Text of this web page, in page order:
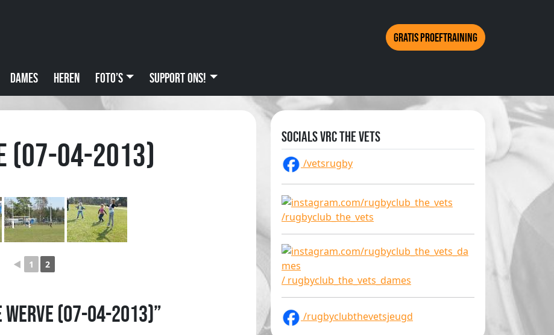
Gratis proeftraining
Dames Heren Foto’s Support ons!
(07-04-2013)
◄ 1 2
(07-04-2013)”
Socials VRC The Vets
/vetsrugby
/rugbyclub_the_vets
/ rugbyclub_the_vets_dames
/rugbyclubthevetsjeugd